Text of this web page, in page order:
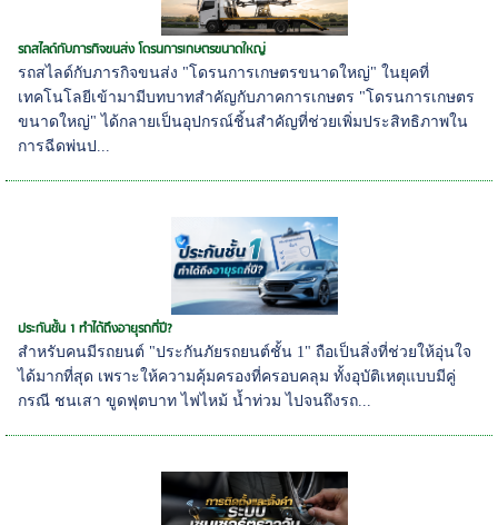
รถสไลด์กับภารกิจขนส่ง โดรนการเกษตรขนาดใหญ่
รถสไลด์กับภารกิจขนส่ง "โดรนการเกษตรขนาดใหญ่" ในยุคที่
เทคโนโลยีเข้ามามีบทบาทสำคัญกับภาคการเกษตร "โดรนการเกษตร
ขนาดใหญ่" ได้กลายเป็นอุปกรณ์ชิ้นสำคัญที่ช่วยเพิ่มประสิทธิภาพใน
การฉีดพ่นป...
ประกันชั้น 1 ทำได้ถึงอายุรถกี่ปี?
สำหรับคนมีรถยนต์ "ประกันภัยรถยนต์ชั้น 1" ถือเป็นสิ่งที่ช่วยให้อุ่นใจ
ได้มากที่สุด เพราะให้ความคุ้มครองที่ครอบคลุม ทั้งอุบัติเหตุแบบมีคู่
กรณี ชนเสา ขูดฟุตบาท ไฟไหม้ น้ำท่วม ไปจนถึงรถ...